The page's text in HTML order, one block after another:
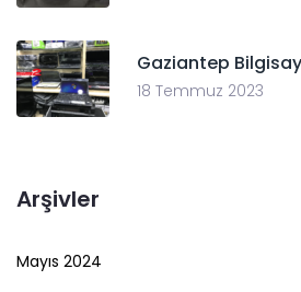
Gaziantep
18 Temmuz 2023
Arşivler
Mayıs 2024